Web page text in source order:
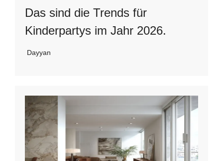
Das sind die Trends für
Kinderpartys im Jahr 2026.
Dayyan